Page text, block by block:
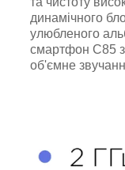
динамічного
улюбленого
смартфон C85
об'ємне